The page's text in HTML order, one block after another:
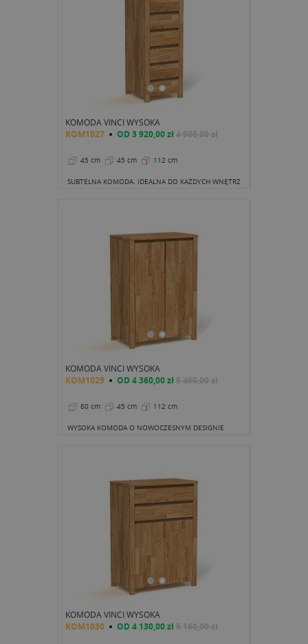
KOMODA VINCI WYSOKA
KOM1027 OD 3 920,00 zł4 900,00 zł
45 cm 45 cm 112 cm
SUBTELNA KOMODA. IDEALNA DO KAŻDYCH WNĘTRZ
KOMODA VINCI WYSOKA
KOM1029 OD 4 360,00 zł5 450,00 zł
80 cm 45 cm 112 cm
WYSOKA KOMODA O NOWOCZESNYM DESIGNIE
KOMODA VINCI WYSOKA
KOM1030 OD 4 130,00 zł5 160,00 zł